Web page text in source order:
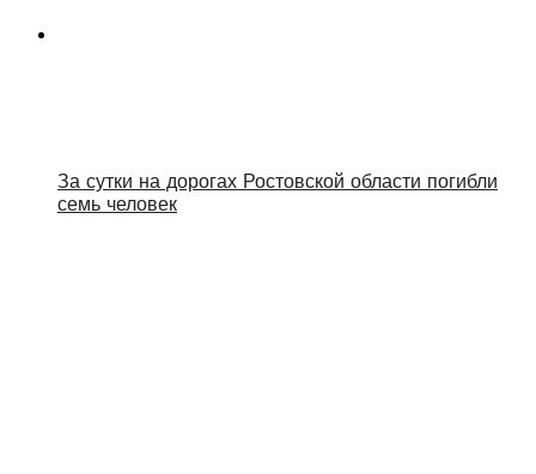
За сутки на дорогах Ростовской области погибли
семь человек